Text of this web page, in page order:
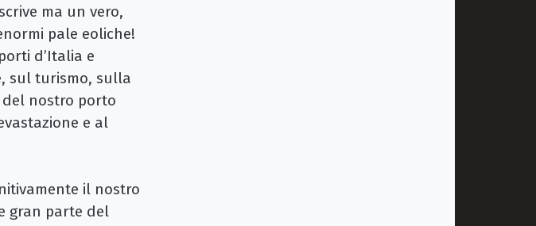
ma un vero,
pale eoliche!
d’Italia e
sul turismo, sulla
del nostro porto
e al
il nostro
gran parte del